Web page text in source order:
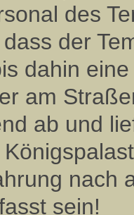
des
der
dahin
am
ab und
nach
sein!